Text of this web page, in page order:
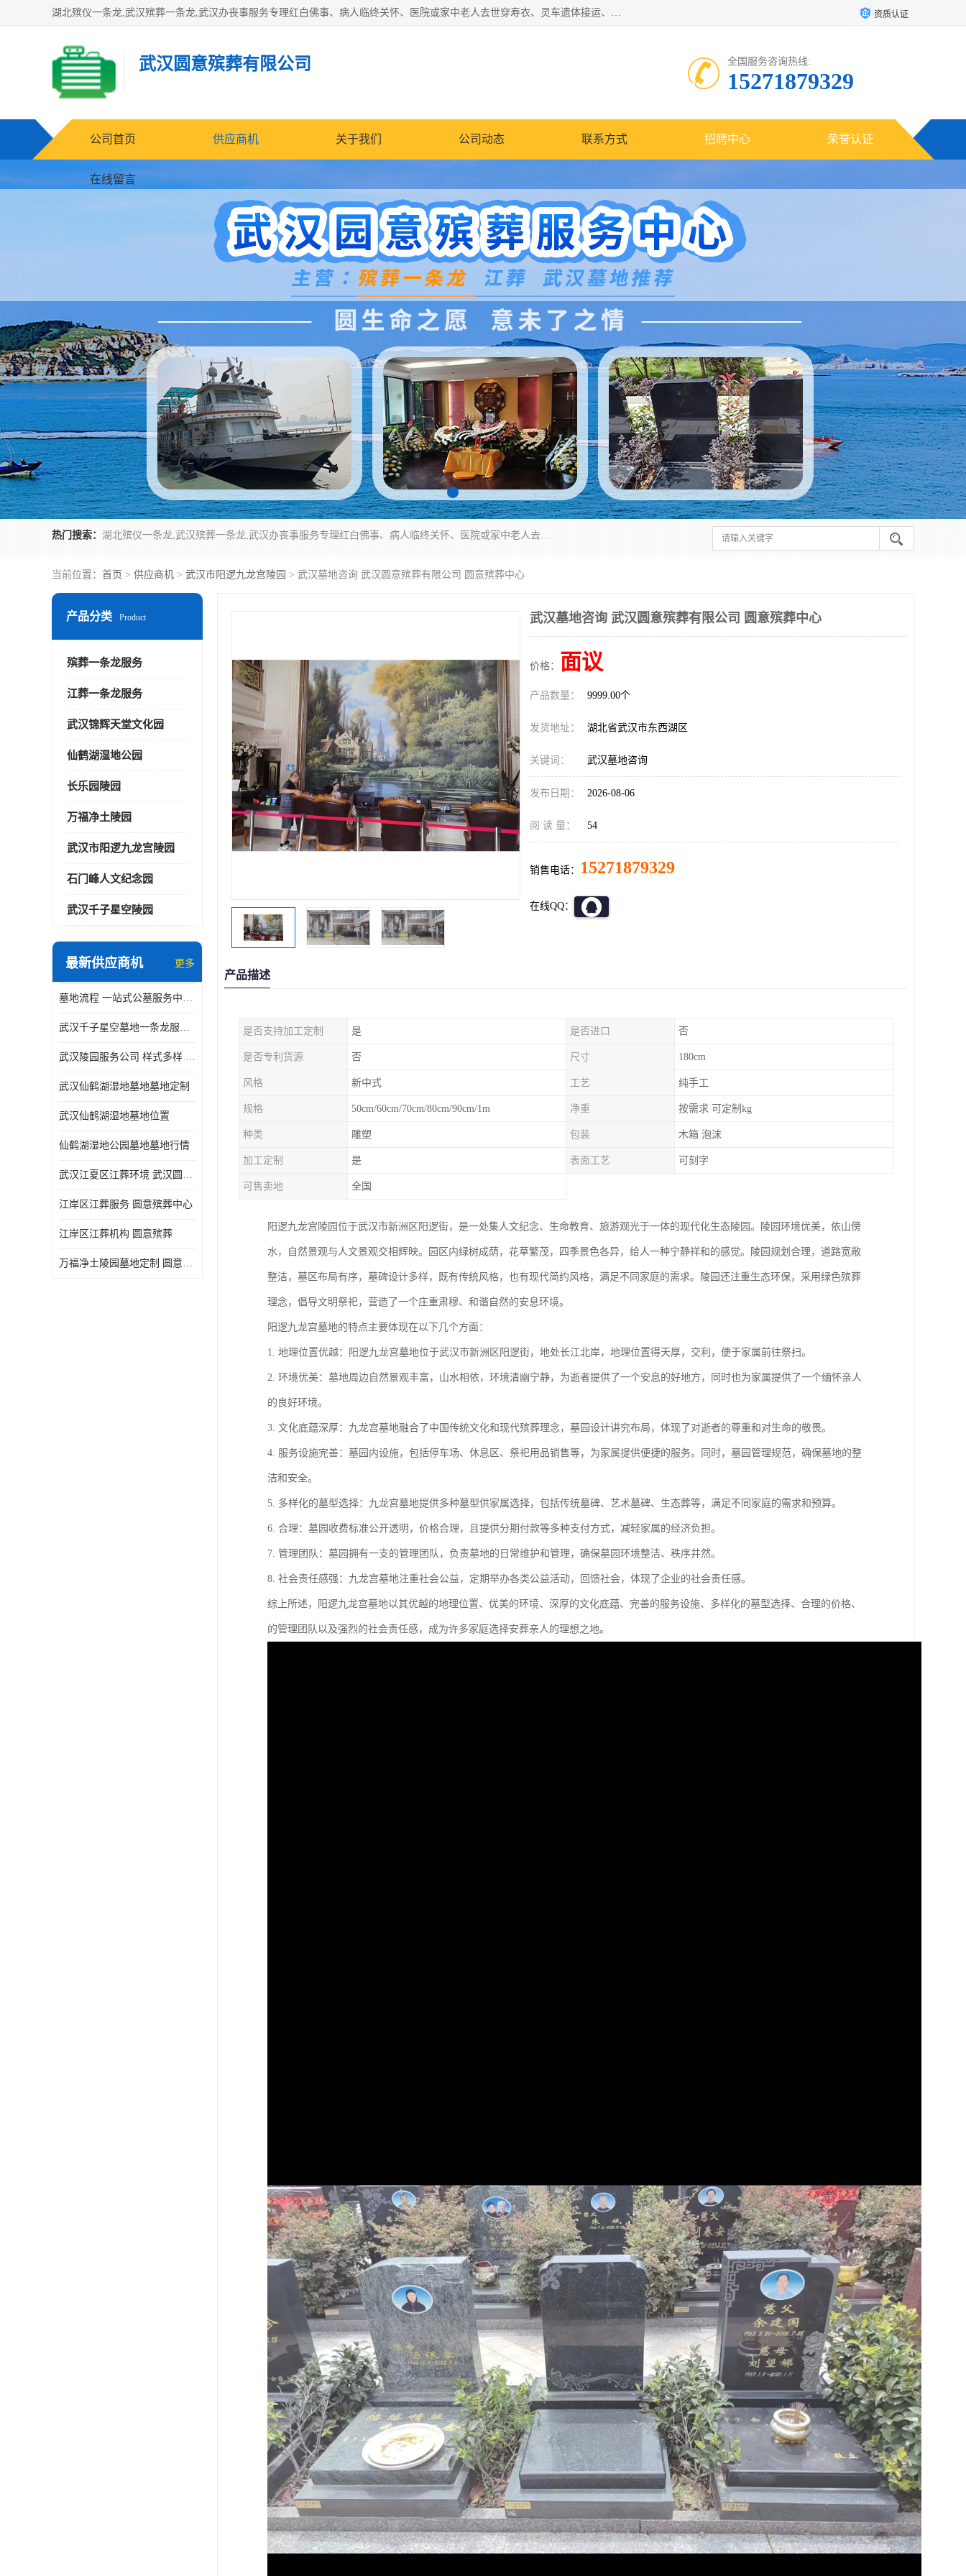
湖北殡仪一条龙,武汉殡葬一条龙,武汉办丧事服务专理红白佛事、病人临终关怀、医院或家中老人去世穿寿衣、灵车遗体接运、殡仪馆告别厅预约、办理火葬场手续、民俗丧事策划、遗体告别仪式、民俗礼仪服务、殡葬礼仪策划、陵园墓位导购、寺庙塔位择吉、往生功德策划、民俗功德策划、异地殡葬礼仪服务、异地骨灰接送返乡 资质认证
武汉圆意殡葬有限公司 全国服务咨询热线:
15271879329
公司首页 供应商机 关于我们 公司动态 联系方式 招聘中心 荣誉认证
在线留言
热门搜索： 湖北殡仪一条龙,武汉殡葬一条龙,武汉办丧事服务专理红白佛事、病人临终关怀、医院或家中老人去世穿寿衣、灵车遗体接运、殡仪馆告别厅预约、办理火葬场手续、民俗丧事策划、遗体告别仪式、民俗礼仪服务、殡葬礼仪策划、陵园墓位导购、寺庙塔位择吉、往生功德策划、民俗功德策划、异地殡葬礼仪服务、异地骨灰接送返乡
当前位置： 首页 > 供应商机 > 武汉市阳逻九龙宫陵园 > 武汉墓地咨询 武汉圆意殡葬有限公司 圆意殡葬中心
产品分类 Product
殡葬一条龙服务
江葬一条龙服务
武汉锦辉天堂文化园
仙鹤湖湿地公园
长乐园陵园
万福净土陵园
武汉市阳逻九龙宫陵园
石门峰人文纪念园
武汉千子星空陵园
最新供应商机 更多
墓地流程 一站式公墓服务中心 武汉圆意殡葬有限公司
武汉千子星空墓地一条龙服务 出入顺畅 圆意殡葬
武汉陵园服务公司 样式多样 圆意殡葬中心
武汉仙鹤湖湿地墓地墓地定制
武汉仙鹤湖湿地墓地位置
仙鹤湖湿地公园墓地墓地行情
武汉江夏区江葬环境 武汉圆意殡葬有限公司
江岸区江葬服务 圆意殡葬中心
江岸区江葬机构 圆意殡葬
万福净土陵园墓地定制 圆意殡葬中心
武汉墓地咨询 武汉圆意殡葬有限公司 圆意殡葬中心
价格： 面议
产品数量： 9999.00个
发货地址： 湖北省武汉市东西湖区
关键词： 武汉墓地咨询
发布日期： 2026-08-06
阅 读 量： 54
销售电话： 15271879329
在线QQ：
产品描述
是否支持加工定制 是 是否进口 否
是否专利货源 否 尺寸 180cm
风格 新中式 工艺 纯手工
规格 50cm/60cm/70cm/80cm/90cm/1m 净重 按需求 可定制kg
种类 雕塑 包装 木箱 泡沫
加工定制 是 表面工艺 可刻字
可售卖地 全国
阳逻九龙宫陵园位于武汉市新洲区阳逻街，是一处集人文纪念、生命教育、旅游观光于一体的现代化生态陵园。陵园环境优美，依山傍
水，自然景观与人文景观交相辉映。园区内绿树成荫，花草繁茂，四季景色各异，给人一种宁静祥和的感觉。陵园规划合理，道路宽敞
整洁，墓区布局有序，墓碑设计多样，既有传统风格，也有现代简约风格，满足不同家庭的需求。陵园还注重生态环保，采用绿色殡葬
理念，倡导文明祭祀，营造了一个庄重肃穆、和谐自然的安息环境。
阳逻九龙宫墓地的特点主要体现在以下几个方面：
1. 地理位置优越：阳逻九龙宫墓地位于武汉市新洲区阳逻街，地处长江北岸，地理位置得天厚，交利，便于家属前往祭扫。
2. 环境优美：墓地周边自然景观丰富，山水相依，环境清幽宁静，为逝者提供了一个安息的好地方，同时也为家属提供了一个缅怀亲人
的良好环境。
3. 文化底蕴深厚：九龙宫墓地融合了中国传统文化和现代殡葬理念，墓园设计讲究布局，体现了对逝者的尊重和对生命的敬畏。
4. 服务设施完善：墓园内设施，包括停车场、休息区、祭祀用品销售等，为家属提供便捷的服务。同时，墓园管理规范，确保墓地的整
洁和安全。
5. 多样化的墓型选择：九龙宫墓地提供多种墓型供家属选择，包括传统墓碑、艺术墓碑、生态葬等，满足不同家庭的需求和预算。
6. 合理：墓园收费标准公开透明，价格合理，且提供分期付款等多种支付方式，减轻家属的经济负担。
7. 管理团队：墓园拥有一支的管理团队，负责墓地的日常维护和管理，确保墓园环境整洁、秩序井然。
8. 社会责任感强：九龙宫墓地注重社会公益，定期举办各类公益活动，回馈社会，体现了企业的社会责任感。
综上所述，阳逻九龙宫墓地以其优越的地理位置、优美的环境、深厚的文化底蕴、完善的服务设施、多样化的墓型选择、合理的价格、
的管理团队以及强烈的社会责任感，成为许多家庭选择安葬亲人的理想之地。